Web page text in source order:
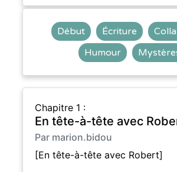
Début Écriture
Humour
Chapitre 1 :
En tête-à-tête avec
Par marion.bidou
[En tête-à-tête avec Robert]